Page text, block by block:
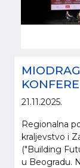
21.11.2025.
Regionalna
kraljevstvo i
("Building
u Beogradu.